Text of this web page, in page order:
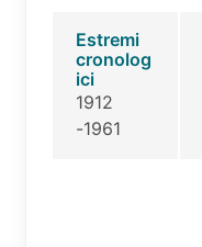
Estremi
cronolog
ici
1912
-1961